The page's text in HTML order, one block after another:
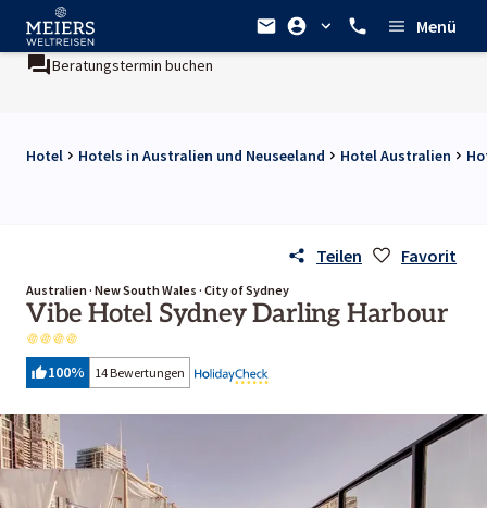
Menü
Beratungstermin buchen
Hotel Hotels in Australien und Neuseeland Hotel Australien
Teilen Favorit
Australien · New South Wales · City of Sydney
Vibe Hotel Sydney Darling Harbour
100% 14 Bewertungen